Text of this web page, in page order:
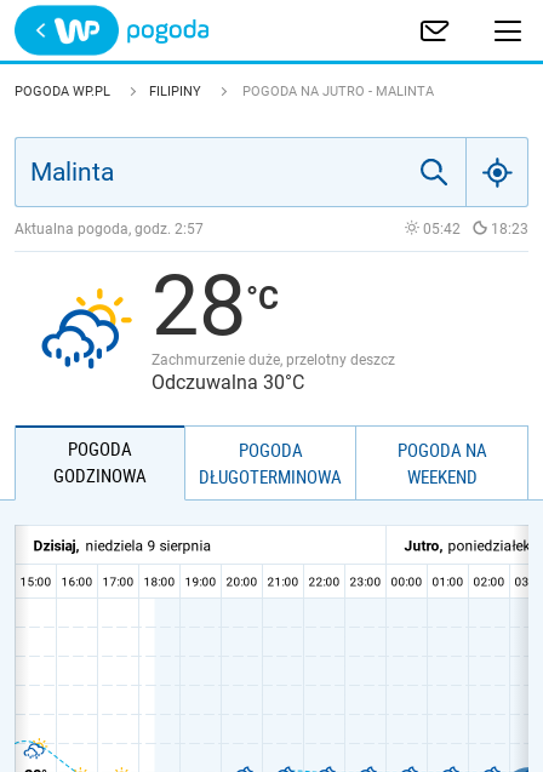
Trwa ładowanie
POLSKA
JAKOŚĆ POWIETRZA
POGODA WP.PL FILIPINY POGODA NA JUTRO - MALINTA
Aktualna pogoda, godz. 2:57 05:42 18:23
28
Zachmurzenie duże, przelotny deszcz
Odczuwalna 30°C
POGODA
GODZINOWA
POGODA
DŁUGOTERMINOWA
POGODA NA
WEEKEND